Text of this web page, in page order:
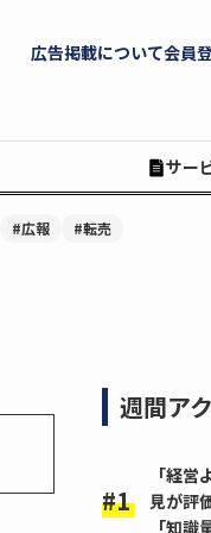
広告掲載について会員
サー
#広報 #転売
週間ア
「経
見が評
「知識